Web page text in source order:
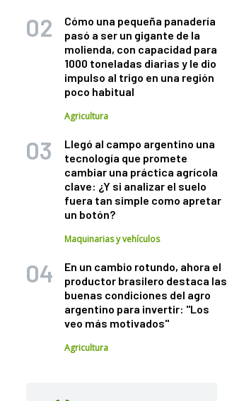
Cómo una pequeña panadería
pasó a ser un gigante de la
molienda, con capacidad para
1000 toneladas diarias y le dio
impulso al trigo en una región
poco habitual
Agricultura
Llegó al campo argentino una
tecnología que promete
cambiar una práctica agrícola
clave: ¿Y si analizar el suelo
fuera tan simple como apretar
un botón?
Maquinarias y vehículos
En un cambio rotundo, ahora el
productor brasilero destaca las
buenas condiciones del agro
argentino para invertir: "Los
veo más motivados"
Agricultura